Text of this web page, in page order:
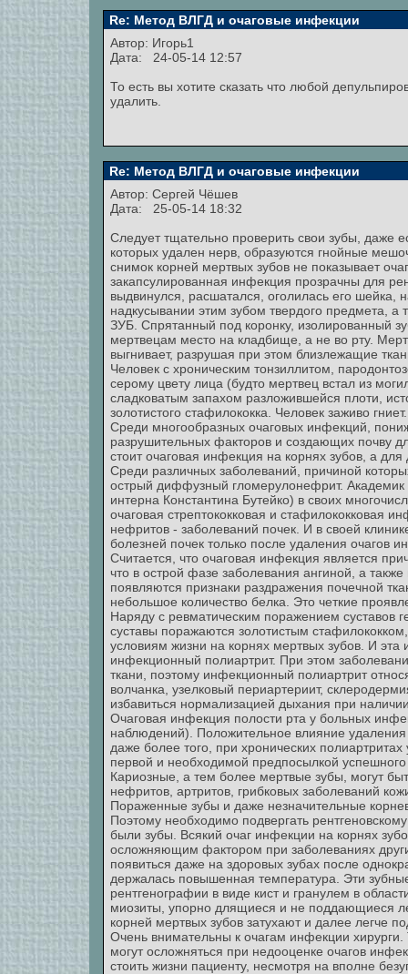
Re: Метод ВЛГД и очаговые инфекции
Автор: Игорь1
Дата: 24-05-14 12:57
То есть вы хотите сказать что любой
удалить.
Re: Метод ВЛГД и очаговые инфекции
Автор: Сергей Чёшев
Дата: 25-05-14 18:32
Следует тщательно проверить свои зубы, даже
которых удален нерв, образуются гнойные
снимок корней мертвых зубов не показывает
закапсулированная инфекция прозрачны для
выдвинулся, расшатался, оголилась его шейка,
надкусывании этим зубом твердого предмета,
ЗУБ. Спрятанный под коронку, изолированный
мертвецам место на кладбище, а не во рту.
выгнивает, разрушая при этом близлежащие
Человек с хроническим тонзиллитом,
серому цвету лица (будто мертвец встал из
сладковатым запахом разложившейся плоти,
золотистого стафилококка. Человек заживо
Среди многообразных очаговых инфекций,
разрушительных факторов и создающих почву
стоит очаговая инфекция на корнях зубов, а
Среди различных заболеваний, причиной
острый диффузный гломерулонефрит. Академик
интерна Константина Бутейко) в своих
очаговая стрептококковая и стафилококковая
нефритов - заболеваний почек. И в своей
болезней почек только после удаления очагов
Считается, что очаговая инфекция является
что в острой фазе заболевания ангиной, а
появляются признаки раздражения почечной
небольшое количество белка. Это четкие
Наряду с ревматическим поражением суставов
суставы поражаются золотистым
условиям жизни на корнях мертвых зубов. И
инфекционный полиартрит. При этом
ткани, поэтому инфекционный полиартрит
волчанка, узелковый периартериит,
избавиться нормализацией дыхания при
Очаговая инфекция полости рта у больных
наблюдений). Положительное влияние
даже более того, при хронических
первой и необходимой предпосылкой
Кариозные, а тем более мертвые зубы, могут
нефритов, артритов, грибковых заболеваний
Пораженные зубы и даже незначительные
Поэтому необходимо подвергать
были зубы. Всякий очаг инфекции на корнях
осложняющим фактором при заболеваниях
появиться даже на здоровых зубах после
держалась повышенная температура. Эти
рентгенографии в виде кист и гранулем в
миозиты, упорно длящиеся и не поддающиеся
корней мертвых зубов затухают и далее легче
Очень внимательны к очагам инфекции
могут осложняться при недооценке очагов
стоить жизни пациенту, несмотря на вполне